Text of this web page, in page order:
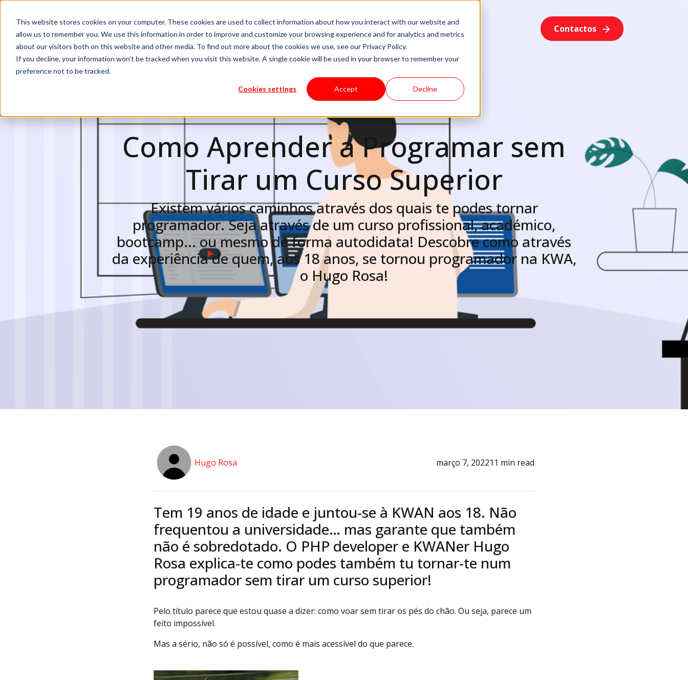
This website stores cookies on your computer. These cookies are used to collect information about how you interact with our website and
allow us to remember you. We use this information in order to improve and customize your browsing experience and for analytics and metrics
about our visitors both on this website and other media. To find out more about the cookies we use, see our Privacy Policy.
If you decline, your information won’t be tracked when you visit this website. A single cookie will be used in your browser to remember your
preference not to be tracked.
Cookies settings Accept Decline
Carreiras Contactos
Como Aprender a Programar sem
Tirar um Curso Superior
Existem vários caminhos através dos quais te podes tornar
programador. Seja através de um curso profissional, académico,
bootcamp... ou mesmo de forma autodidata! Descobre como através
da experiência de quem, aos 18 anos, se tornou programador na KWA,
o Hugo Rosa!
Hugo Rosa março 7, 202211 min read
Tem 19 anos de idade e juntou-se à KWAN aos 18. Não
frequentou a universidade… mas garante que também
não é sobredotado. O PHP developer e KWANer Hugo
Rosa explica-te como podes também tu tornar-te num
programador sem tirar um curso superior!
Pelo título parece que estou quase a dizer: como voar sem tirar os pés do chão. Ou seja, parece um
feito impossível.
Mas a sério, não só é possível, como é mais acessível do que parece.